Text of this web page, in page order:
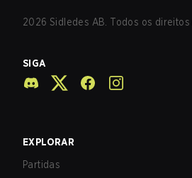
2026 Sidledes AB. Todos os direitos
SIGA
EXPLORAR
Partidas